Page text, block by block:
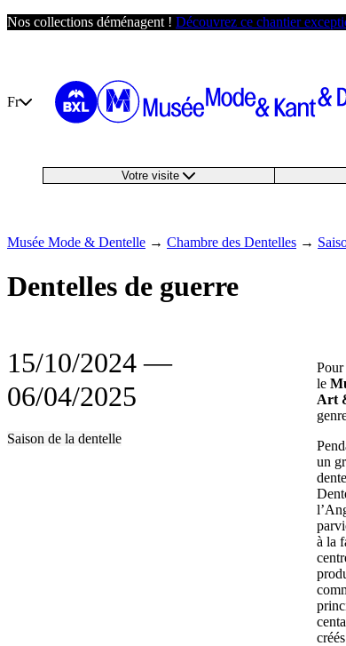
Passer
Nos collections déménagent ! Découvrez ce chantier
Fr
Votre visite
Musée Mode & Dentelle → Chambre des Dentelles →
Dentelles de guerre
15/10/2024―
06/04/2025
Saison de la dentelle
Pour
le
Art
un
à la